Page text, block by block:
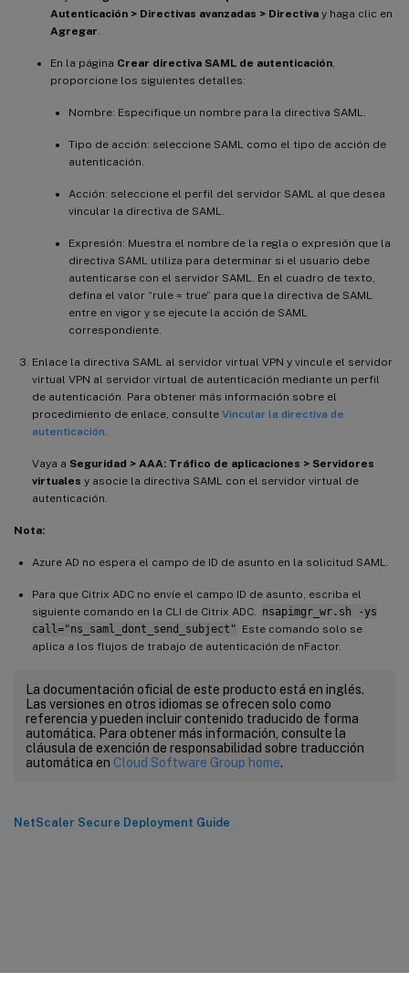
Autenticación > Directivas avanzadas > Directiva y haga clic en
Agregar.
En la página Crear directiva SAML de autenticación,
proporcione los siguientes detalles:
Nombre: Especifique un nombre para la directiva SAML.
Tipo de acción: seleccione SAML como el tipo de acción de
autenticación.
Acción: seleccione el perfil del servidor SAML al que desea
vincular la directiva de SAML.
Expresión: Muestra el nombre de la regla o expresión que la
directiva SAML utiliza para determinar si el usuario debe
autenticarse con el servidor SAML. En el cuadro de texto,
defina el valor “rule = true” para que la directiva de SAML
entre en vigor y se ejecute la acción de SAML
correspondiente.
Enlace la directiva SAML al servidor virtual VPN y vincule el servidor
virtual VPN al servidor virtual de autenticación mediante un perfil
de autenticación. Para obtener más información sobre el
procedimiento de enlace, consulte Vincular la directiva de
autenticación.
Vaya a Seguridad > AAA: Tráfico de aplicaciones > Servidores
virtuales y asocie la directiva SAML con el servidor virtual de
autenticación.
Nota:
Azure AD no espera el campo de ID de asunto en la solicitud SAML.
Para que Citrix ADC no envíe el campo ID de asunto, escriba el
siguiente comando en la CLI de Citrix ADC. nsapimgr_wr.sh -ys
call="ns_saml_dont_send_subject" Este comando solo se
aplica a los flujos de trabajo de autenticación de nFactor.
La documentación oficial de este producto está en inglés.
Las versiones en otros idiomas se ofrecen solo como
referencia y pueden incluir contenido traducido de forma
automática. Para obtener más información, consulte la
cláusula de exención de responsabilidad sobre traducción
automática en Cloud Software Group home.
NetScaler Secure Deployment Guide